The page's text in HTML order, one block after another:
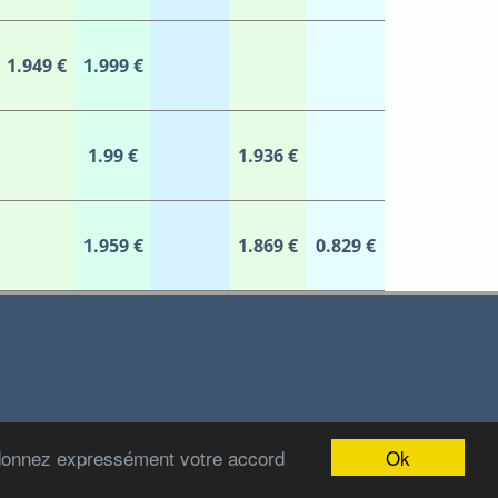
Ok
expressément votre accord
1.949 € 1.999 €
1.99 € 1.936 €
1.959 € 1.869 € 0.829 €
2022 Stations-Carburant.com / v5.0.0 (29/06/2022)